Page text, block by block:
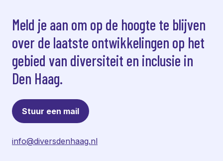
Meld je aan om op de hoogte te blijven
over de laatste ontwikkelingen op het
gebied van diversiteit en inclusie in
Den Haag.
Stuur een mail
info@diversdenhaag.nl